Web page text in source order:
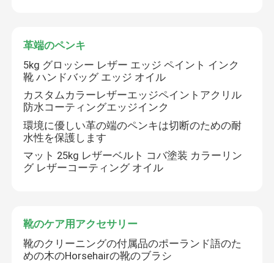
革端のペンキ
5kg グロッシー レザー エッジ ペイント インク
靴 ハンドバッグ エッジ オイル
カスタムカラーレザーエッジペイントアクリル
防水コーティングエッジインク
環境に優しい革の端のペンキは切断のための耐
水性を保護します
マット 25kg レザーベルト コバ塗装 カラーリン
グ レザーコーティング オイル
靴のケア用アクセサリー
靴のクリーニングの付属品のポーランド語のた
めの木のHorsehairの靴のブラシ